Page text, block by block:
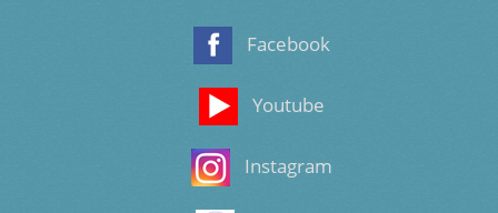
Facebook
Youtube
Instagram